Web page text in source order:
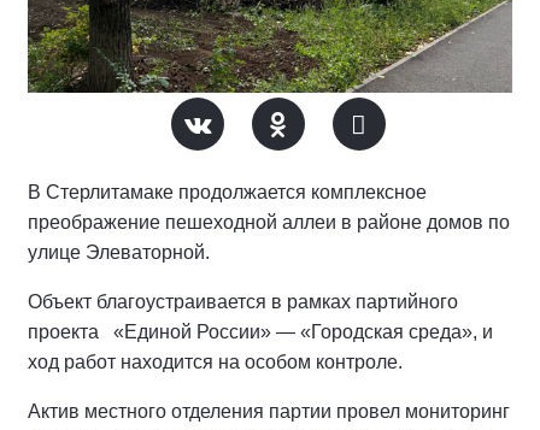
В Стерлитамаке продолжается комплексное
преображение пешеходной аллеи в районе домов по
улице Элеваторной.
Объект благоустраивается в рамках партийного
проекта «Единой России» — «Городская среда», и
ход работ находится на особом контроле.
Актив местного отделения партии провел мониторинг